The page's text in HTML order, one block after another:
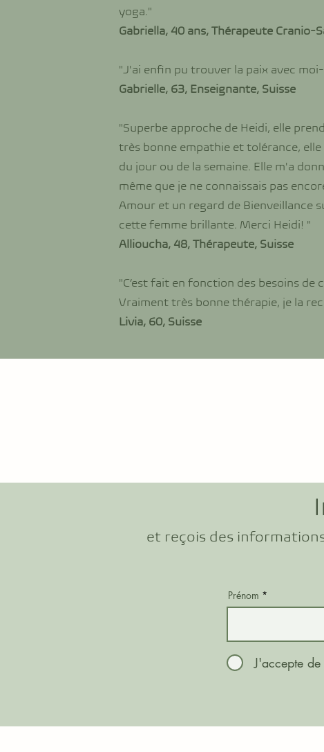
yoga."
Gabriella, 40 ans, Thérapeute Cranio-
"J'ai enfin pu trouver la paix avec
Gabrielle, 63, Enseignante, Suisse
"Superbe approche de Heidi, elle
très bonne empathie et tolérance,
du jour ou de la semaine. Elle m'a
même que je ne connaissais pas
Amour et un regard de Bienveillance
cette femme brillante. Merci Heidi! "
Allioucha, 48, Thérapeute, Suisse
"C’est fait en fonction des besoins
Vraiment très bonne thérapie, je la
Livia, 60, Suisse​
Prénom
J'accepte
et reçois des